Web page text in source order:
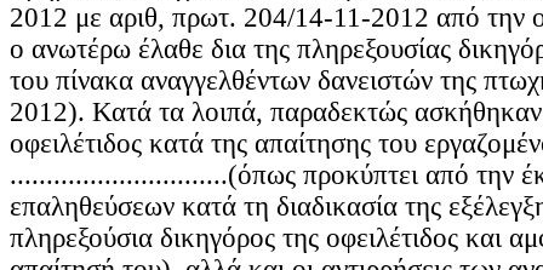
2012 με αριθ, πρωτ. 204/14-11-2012 από την
ο ανωτέρω έλαθε δια της πληρεξουσίας
του πίνακα αναγγελθέντων δανειστών της
2012). Κατά τα λοιπά, παραδεκτώς ασκήθηκαν
οφειλέτιδος κατά της απαίτησης του
..............................(όπως προκύπτει από την
επαληθεύσεων κατά τη διαδικασία της
πληρεξούσια δικηγόρος της οφειλέτιδος και